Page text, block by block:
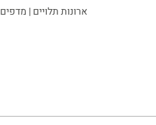
ארונות תלויים | מדפים